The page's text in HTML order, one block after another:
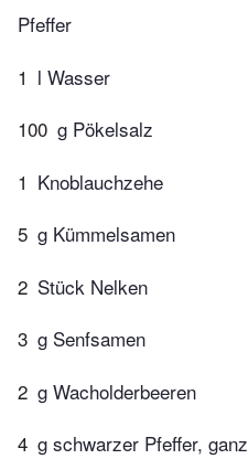
Pfeffer
1 l Wasser
100 g Pökelsalz
1 Knoblauchzehe
5 g Kümmelsamen
2 Stück Nelken
3 g Senfsamen
2 g Wacholderbeeren
4 g schwarzer Pfeffer, ganz